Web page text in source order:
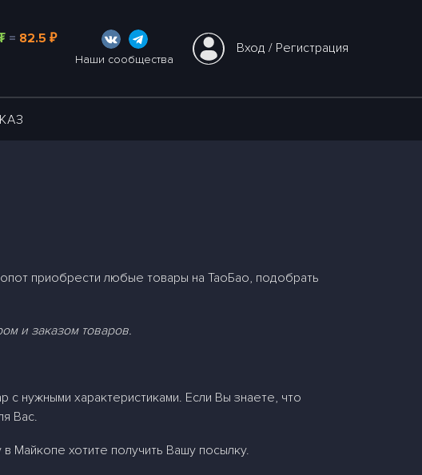
= 82.5 ₽
Наши сообщества
Вход / Регистрация
приобрести любые товары на ТаоБао, подобрать
и заказом товаров.
с нужными характеристиками. Если Вы знаете, что
Вас.
Майкопе хотите получить Вашу посылку.